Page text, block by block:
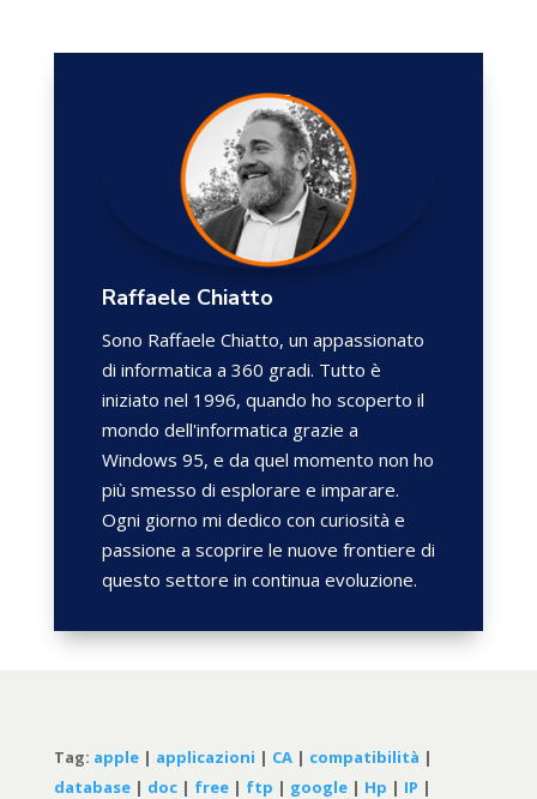
Raffaele Chiatto
Sono Raffaele Chiatto, un appassionato
di informatica a 360 gradi. Tutto è
iniziato nel 1996, quando ho scoperto il
mondo dell'informatica grazie a
Windows 95, e da quel momento non ho
più smesso di esplorare e imparare.
Ogni giorno mi dedico con curiosità e
passione a scoprire le nuove frontiere di
questo settore in continua evoluzione.
Tag: apple| applicazioni | CA| compatibilità |
database| doc| free| ftp | google| Hp | IP |